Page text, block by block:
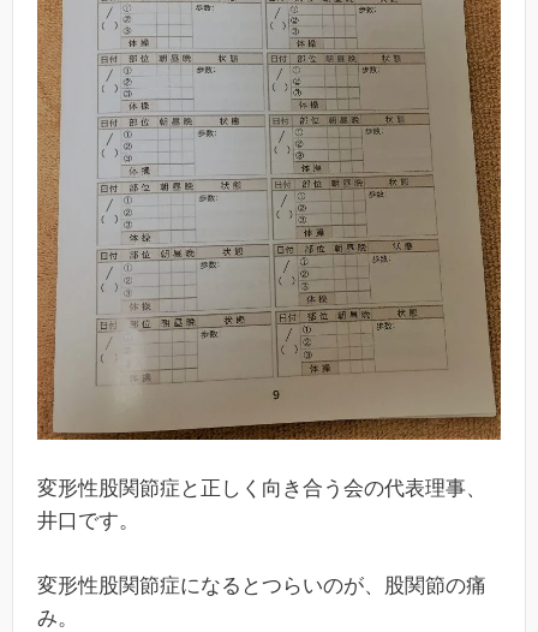
変形性股関節症と正しく向き合う会の代表理事、
井口です。
変形性股関節症になるとつらいのが、股関節の痛
み。